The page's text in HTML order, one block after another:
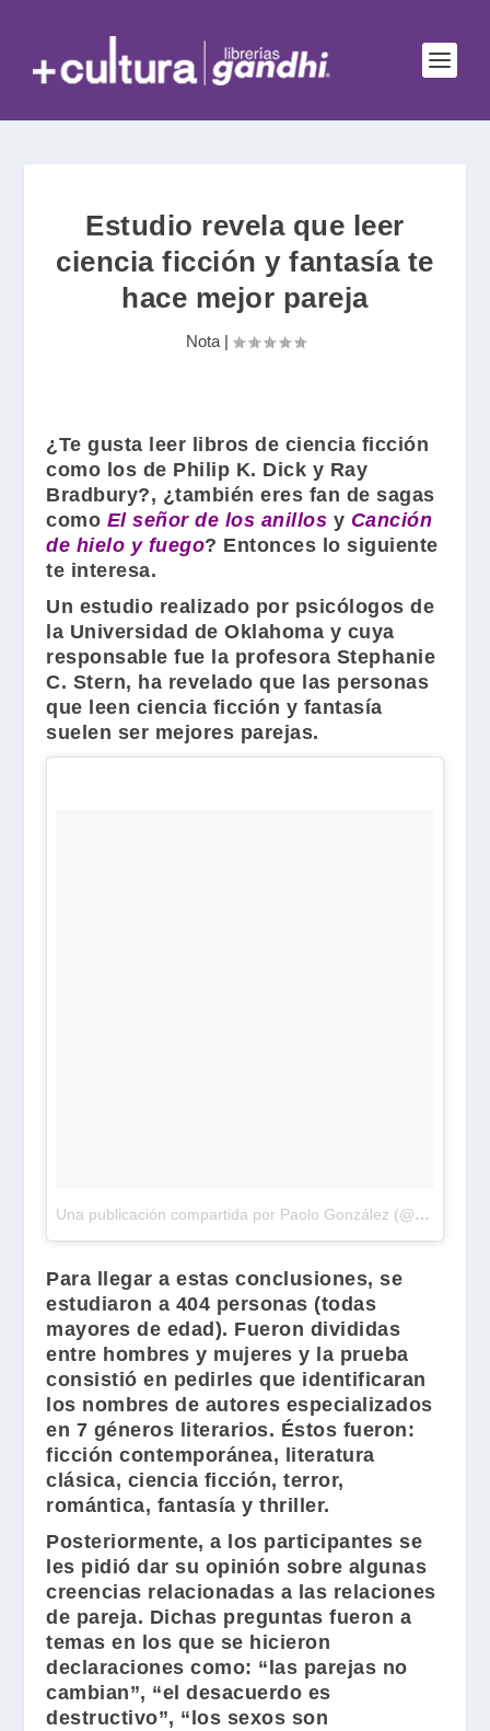
Estudio revela que leer
ciencia ficción y fantasía te
hace mejor pareja
Nota|
¿Te gusta leer libros de ciencia ficción
como los de Philip K. Dick y Ray
Bradbury?, ¿también eres fan de sagas
como El señor de los anillos y Canción
de hielo y fuego? Entonces lo siguiente
te interesa.
Un estudio realizado por psicólogos de
la Universidad de Oklahoma y cuya
responsable fue la profesora Stephanie
C. Stern, ha revelado que las personas
que leen ciencia ficción y fantasía
suelen ser mejores parejas.
Una publicación compartida por Paolo González (@paolo_bolano)
Para llegar a estas conclusiones, se
estudiaron a 404 personas (todas
mayores de edad). Fueron divididas
entre hombres y mujeres y la prueba
consistió en pedirles que identificaran
los nombres de autores especializados
en 7 géneros literarios. Éstos fueron:
ficción contemporánea, literatura
clásica, ciencia ficción, terror,
romántica, fantasía y thriller.
Posteriormente, a los participantes se
les pidió dar su opinión sobre algunas
creencias relacionadas a las relaciones
de pareja. Dichas preguntas fueron a
temas en los que se hicieron
declaraciones como: “las parejas no
cambian”, “el desacuerdo es
destructivo”, “los sexos son